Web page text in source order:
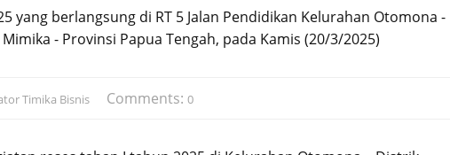
yang berlangsung di RT 5 Jalan Pendidikan Kelurahan Otomona -
- Provinsi Papua Tengah, pada Kamis (20/3/2025)
Timika Bisnis Comments: 0